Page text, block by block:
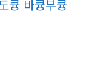
큥 바큥부큥